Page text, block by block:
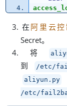
在 阿里云控
Secret。
将
到
/etc/
aliyun.py
/etc/